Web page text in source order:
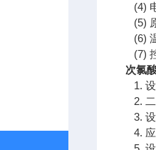
(4)
(5)
(6)
(7)
次氯
1.
2.
3.
4.